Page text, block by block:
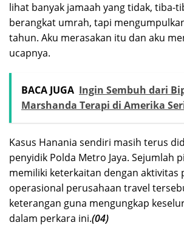
lihat banyak jamaah yang tidak, tiba-
berangkat umrah, tapi
tahun. Aku merasakan itu dan aku
ucapnya.
BACA JUGA Ingin Sembuh dari
Marshanda Terapi di Amerika
Kasus Hanania sendiri masih terus
penyidik Polda Metro Jaya. Sejumlah
memiliki keterkaitan dengan aktivitas
operasional perusahaan travel
keterangan guna mengungkap
dalam perkara ini.(04)